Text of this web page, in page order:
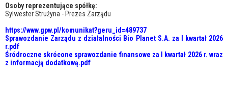
Osoby reprezentujące spółkę:
Sylwester Strużyna - Prezes Zarządu
https://www.gpw.pl/komunikat?geru_id=489737
Sprawozdanie Zarządu z działalności Bio Planet S.A. za I kwartał 2026
r.pdf
Śródroczne skrócone sprawozdanie finansowe za I kwartał 2026 r. wraz
z informacją dodatkową.pdf